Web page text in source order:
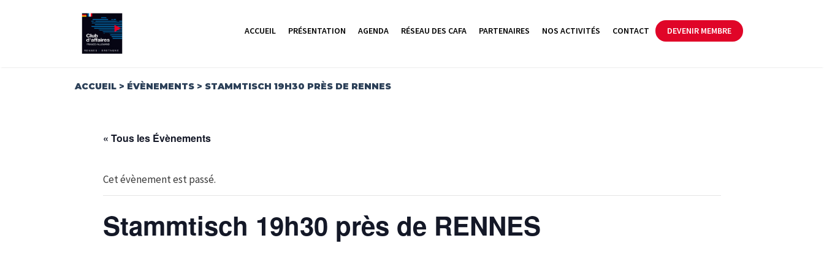
ACCUEIL PRÉSENTATION AGENDA RÉSEAU DES CAFA PARTENAIRES NOS ACTIVITÉS CONTACT DEVENIR MEMBRE
ACCUEIL > ÉVÈNEMENTS > STAMMTISCH 19H30 PRÈS DE RENNES
« Tous les Évènements
Cet évènement est passé.
Stammtisch 19h30 près de RENNES